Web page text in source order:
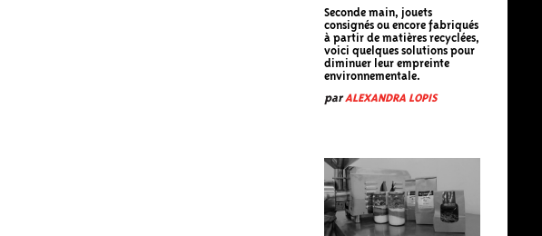
Seconde main, jouets
consignés ou encore fabriqués
à partir de matières recyclées,
voici quelques solutions pour
diminuer leur empreinte
environnementale.
parALEXANDRA LOPIS